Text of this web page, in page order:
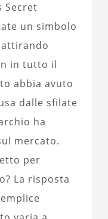
Secret
un simbolo
in tutto il
abbia avuto
dalle sfilate
ha
mercato.
per
La risposta